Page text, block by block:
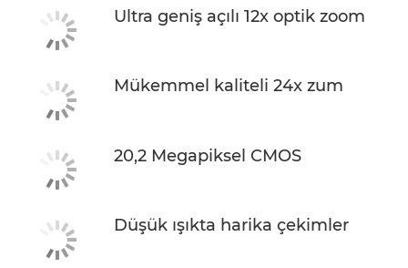
Ultra geniş açılı 12x optik zoom
Mükemmel kaliteli 24x zum
20,2 Megapiksel CMOS
Düşük ışıkta harika çekimler